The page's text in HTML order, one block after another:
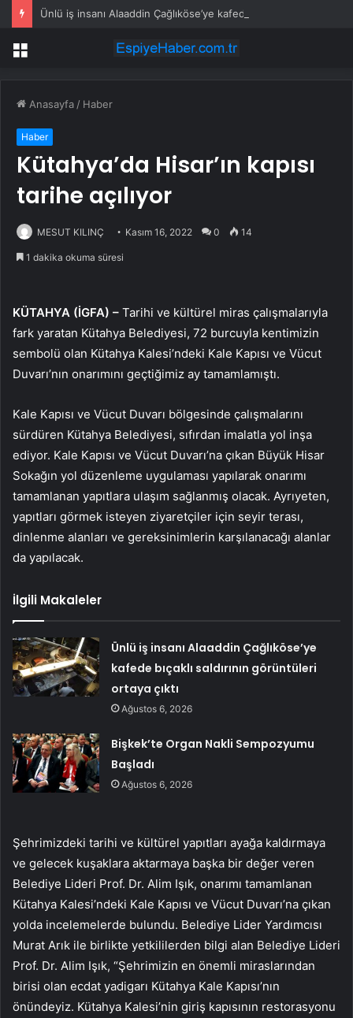
Menü
Anasayfa / Haber
Haber
Kütahya’da Hisar’ın kapısı
tarihe açılıyor
MESUT KILINÇ Kasım 16, 2022 0 14
1 dakika okuma süresi
KÜTAHYA (İGFA) – Tarihi ve kültürel miras çalışmalarıyla
fark yaratan Kütahya Belediyesi, 72 burcuyla kentimizin
sembolü olan Kütahya Kalesi’ndeki Kale Kapısı ve Vücut
Duvarı’nın onarımını geçtiğimiz ay tamamlamıştı.
Kale Kapısı ve Vücut Duvarı bölgesinde çalışmalarını
sürdüren Kütahya Belediyesi, sıfırdan imalatla yol inşa
ediyor. Kale Kapısı ve Vücut Duvarı’na çıkan Büyük Hisar
Sokağın yol düzenleme uygulaması yapılarak onarımı
tamamlanan yapıtlara ulaşım sağlanmış olacak. Ayrıyeten,
yapıtları görmek isteyen ziyaretçiler için seyir terası,
dinlenme alanları ve gereksinimlerin karşılanacağı alanlar
da yapılacak.
İlgili Makaleler
Ünlü iş insanı Alaaddin Çağlıköse’ye
kafede bıçaklı saldırının görüntüleri
ortaya çıktı
Ağustos 6, 2026
Bişkek’te Organ Nakli Sempozyumu
Başladı
Ağustos 6, 2026
Şehrimizdeki tarihi ve kültürel yapıtları ayağa kaldırmaya
ve gelecek kuşaklara aktarmaya başka bir değer veren
Belediye Lideri Prof. Dr. Alim Işık, onarımı tamamlanan
Kütahya Kalesi’ndeki Kale Kapısı ve Vücut Duvarı’na çıkan
yolda incelemelerde bulundu. Belediye Lider Yardımcısı
Murat Arık ile birlikte yetkililerden bilgi alan Belediye Lideri
Prof. Dr. Alim Işık, “Şehrimizin en önemli miraslarından
birisi olan ecdat yadigarı Kütahya Kale Kapısı’nın
önündeyiz. Kütahya Kalesi’nin giriş kapısının restorasyonu